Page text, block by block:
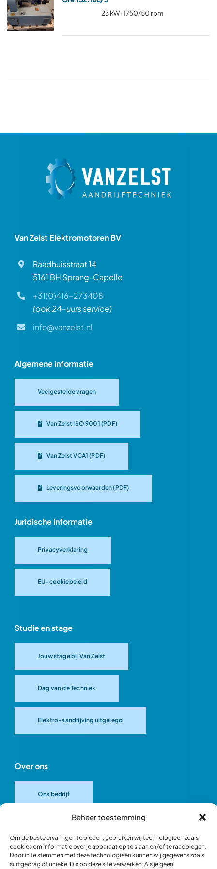
Beheer toestemming
Om de beste ervaringen te bieden, gebruiken wij technologieën zoals
cookies om informatie over je apparaat op te slaan en/of te raadplegen.
Door in te stemmen met deze technologieën kunnen wij gegevens zoals
surfgedrag of unieke ID's op deze site verwerken. Als je geen
Over ons
23 kW · 1750/50 rpm
Van Zelst Elektromotoren BV
Raadhuisstraat 14
5161 BH Sprang-Capelle
+31(0)416-273408
(ook 24-uurs service)
info@vanzelst.nl
Algemene informatie
Veelgestelde vragen
Van Zelst ISO 9001 (PDF)
Van Zelst VCA1 (PDF)
Leveringsvoorwaarden (PDF)
Juridische informatie
Privacyverklaring
EU-cookiebeleid
Studie en stage
Jouw stage bij Van Zelst
Dag van de Techniek
Elektro-aandrijving uitgelegd
Over ons
Ons bedrijf
Ons team